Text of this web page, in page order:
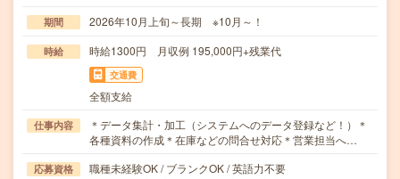
期間 2026年10月上旬～長期 ※10月～！
時給 時給1300円 月収例 195,000円+残業代
交通費
全額支給
仕事内容
＊データ集計・加工（システムへのデータ登録など！）＊
各種資料の作成＊在庫などの問合せ対応＊営業担当へ…
応募資格
職種未経験OK / ブランクOK / 英語力不要